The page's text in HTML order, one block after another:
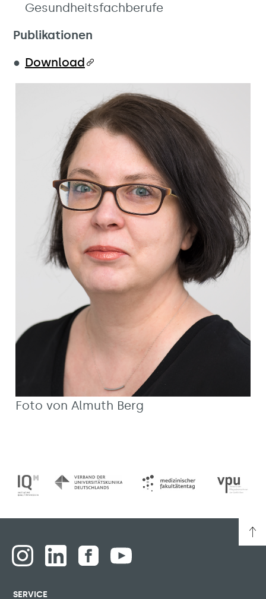
Foto von Almuth Berg
Gesundheitsfachberufe
Publikationen
Download
SERVICE